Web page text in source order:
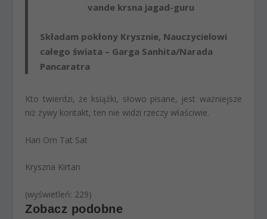
vande krsna jagad-guru
Składam pokłony Krysznie, Nauczycielowi
całego świata – Garga Sanhita/Narada
Pancaratra
Kto twierdzi, że książki, słowo pisane, jest ważniejsze
niż żywy kontakt, ten nie widzi rzeczy właściwie.
Hari Om Tat Sat
Kryszna Kirtan
(wyświetleń: 229)
Zobacz podobne